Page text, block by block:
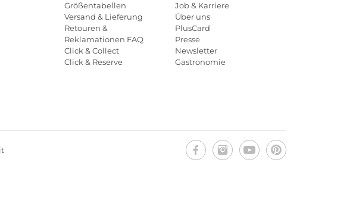
Größentabellen
Versand & Lieferung
Retouren &
Reklamationen FAQ
Click & Collect
Click & Reserve
Job & Karriere
Über uns
PlusCard
Presse
Newsletter
Gastronomie